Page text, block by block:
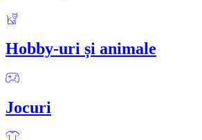
Hobby-uri și animale
Jocuri